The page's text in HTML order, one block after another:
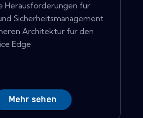
Herausforderungen für
Sicherheitsmanagement
Architektur für den
Edge
Mehr sehen